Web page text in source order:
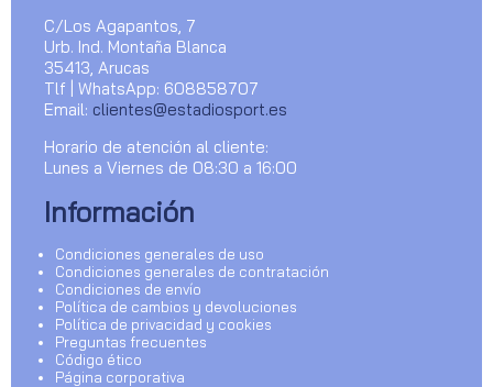
C/Los Agapantos, 7
Urb. Ind. Montaña Blanca
35413, Arucas
Tlf | WhatsApp: 608858707
Email: clientes@estadiosport.es
Horario de atención al cliente:
Lunes a Viernes de 08:30 a 16:00
Información
Condiciones generales de uso
Condiciones generales de contratación
Condiciones de envío
Política de cambios y devoluciones
Política de privacidad y cookies
Preguntas frecuentes
Código ético
Página corporativa